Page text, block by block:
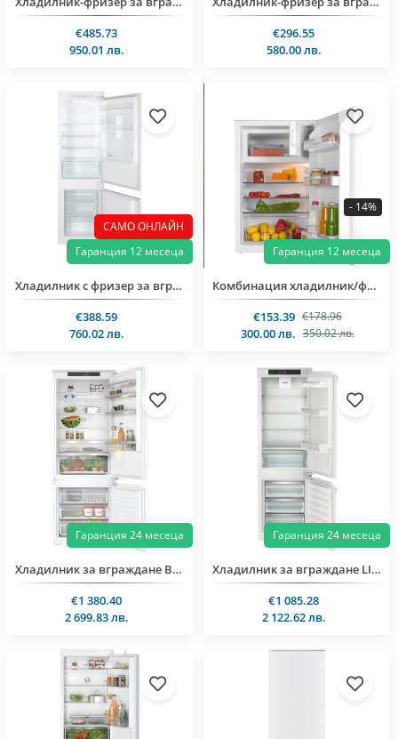
€485.73
950.01 лв.
€296.55
580.00 лв.
САМО ОНЛАЙН
Гаранция 12 месеца
Хладилник с фризер за вграждане Candy CBL3518F
€388.59
760.02 лв.
Гаранция 12 месеца
Комбинация хладилник/фризер
€153.39 €178.96
- 14%
300.00 лв. 350.02 лв.
Гаранция 24 месеца
Хладилник за вграждане Bosch KBN96VFE0
€1 380.40
2 699.83 лв.
Гаранция 24 месеца
Хладилник за вграждане LIEBHERR ICNc 5103
€1 085.28
2 122.62 лв.